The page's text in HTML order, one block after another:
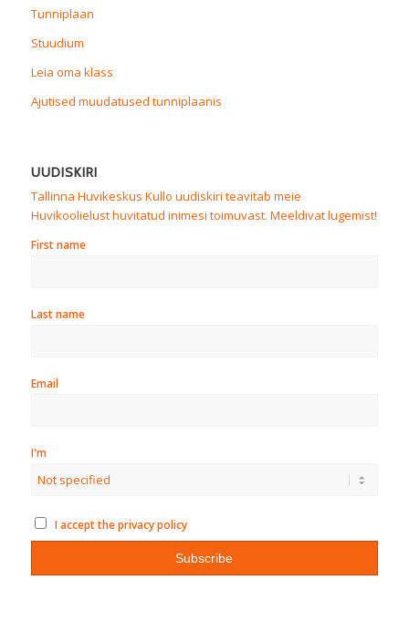
Tunniplaan
Stuudium
Leia oma klass
Ajutised muudatused tunniplaanis
UUDISKIRI
Tallinna Huvikeskus Kullo uudiskiri teavitab meie
Huvikoolielust huvitatud inimesi toimuvast. Meeldivat lugemist!
First name
Last name
Email
I'm
I accept the privacy policy